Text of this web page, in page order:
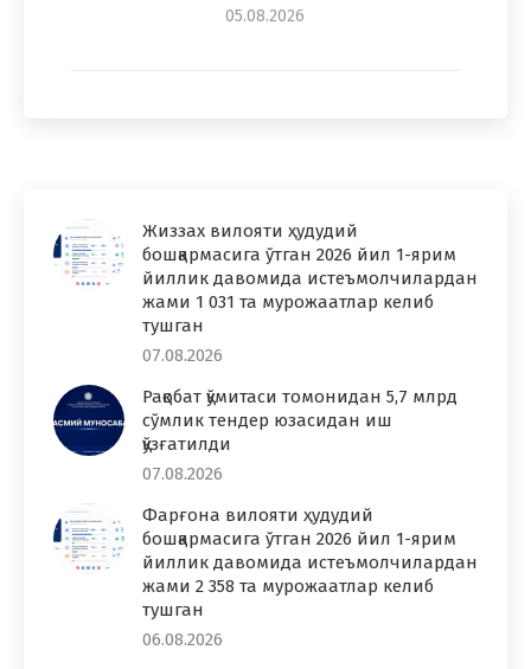
05.08.2026
Жиззах вилояти ҳудудий
бошқармасига ўтган 2026 йил 1-ярим
йиллик давомида истеъмолчилардан
жами 1 031 та мурожаатлар келиб
тушган
07.08.2026
Рақобат қўмитаси томонидан 5,7 млрд
сўмлик тендер юзасидан иш
қўзғатилди
07.08.2026
Фарғона вилояти ҳудудий
бошқармасига ўтган 2026 йил 1-ярим
йиллик давомида истеъмолчилардан
жами 2 358 та мурожаатлар келиб
тушган
06.08.2026